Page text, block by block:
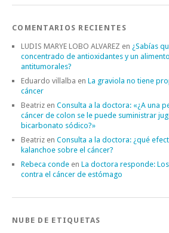
COMENTARIOS RECIENTES
LUDIS MARYE LOBO ALVAREZ en ¿Sabías
concentrado de antioxidantes y un
antitumorales?
Eduardo villalba en La graviola no tiene
cáncer
Beatriz en Consulta a la doctora: «¿A una
cáncer de colon se le puede suministrar
bicarbonato sódico?»
Beatriz en Consulta a la doctora: ¿qué
kalanchoe sobre el cáncer?
Rebeca conde en La doctora responde:
contra el cáncer de estómago
NUBE DE ETIQUETAS